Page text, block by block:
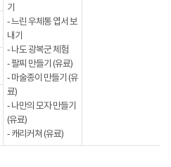
기
- 느린 우체통 엽서 보
내기
- 나도 광복군 체험
- 팔찌 만들기 (유료)
- 마술종이 만들기 (유
료)
- 나만의 모자 만들기
(유료)
- 캐리커쳐 (유료)